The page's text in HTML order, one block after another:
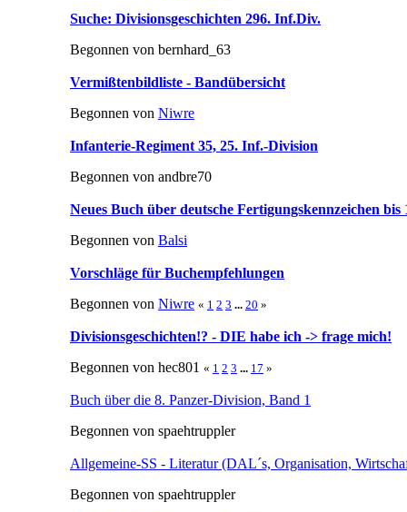
Suche: Divisionsgeschichten 296. Inf.Div.
Begonnen von bernhard_63
Vermißtenbildliste - Bandübersicht
Begonnen von Niwre
Infanterie-Regiment 35, 25. Inf.-Division
Begonnen von andbre70
Neues Buch über deutsche Fertigungskennzeichen bis
Begonnen von Balsi
Vorschläge für Buchempfehlungen
Begonnen von Niwre « 1 2 3 ... 20 »
Divisionsgeschichten!? - DIE habe ich -> frage mich!
Begonnen von hec801 « 1 2 3 ... 17 »
Buch über die 8. Panzer-Division, Band 1
Begonnen von spaehtruppler
Allgemeine-SS - Literatur (DAL´s, Organisation,
Begonnen von spaehtruppler